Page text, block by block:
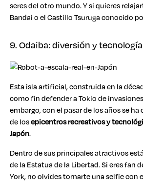
seres del otro mundo. Y si quieres
Bandai o el Castillo Tsuruga conocido
9. Odaiba: diversión y
Esta isla artificial, construida en la
como fin defender a Tokio de
embargo, con el pasar de los años se
de losepicentros recreativos y
Japón.
Dentro de sus principales atractivos
de la Estatua de la Libertad. Si eres fan
York, no olvides tomarte una selfie con